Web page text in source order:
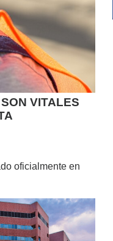
VITALES
oficialmente en